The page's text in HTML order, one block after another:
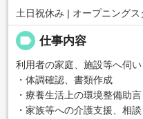
土日祝休み | オープニング
label 仕事内容
利用者の家庭、施設等へ伺い
・体調確認、書類作成
・療養生活上の環境整備助言
・家族等への介護支援、相談